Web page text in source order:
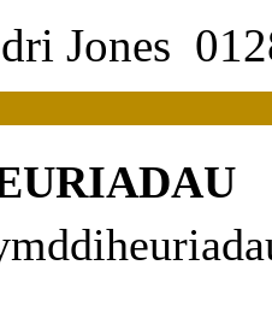
Jones